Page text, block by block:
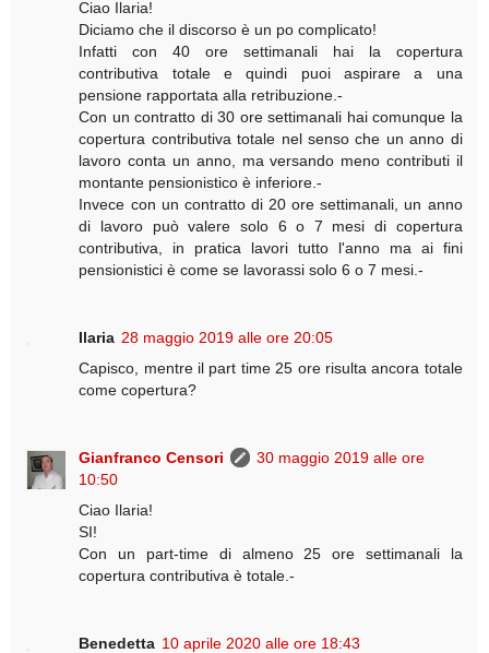
Ciao Ilaria!
Diciamo che il discorso è un po complicato!
Infatti con 40 ore settimanali hai la copertura
contributiva totale e quindi puoi aspirare a una
pensione rapportata alla retribuzione.-
Con un contratto di 30 ore settimanali hai comunque la
copertura contributiva totale nel senso che un anno di
lavoro conta un anno, ma versando meno contributi il
montante pensionistico è inferiore.-
Invece con un contratto di 20 ore settimanali, un anno
di lavoro può valere solo 6 o 7 mesi di copertura
contributiva, in pratica lavori tutto l'anno ma ai fini
pensionistici è come se lavorassi solo 6 o 7 mesi.-
Ilaria 28 maggio 2019 alle ore 20:05
Capisco, mentre il part time 25 ore risulta ancora totale
come copertura?
Gianfranco Censori
30 maggio 2019 alle ore
10:50
Ciao Ilaria!
SI!
Con un part-time di almeno 25 ore settimanali la
copertura contributiva è totale.-
Benedetta 10 aprile 2020 alle ore 18:43